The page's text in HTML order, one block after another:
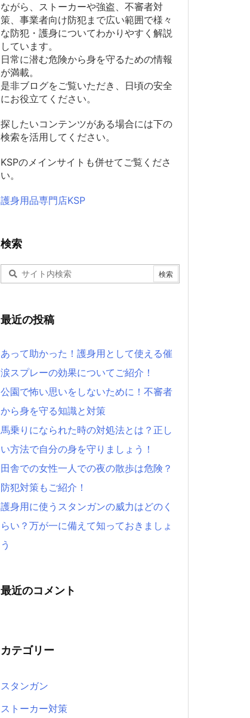
ながら、ストーカーや強盗、不審者対
策、事業者向け防犯まで広い範囲で様々
な防犯・護身についてわかりやすく解説
しています。
日常に潜む危険から身を守るための情報
が満載。
是非ブログをご覧いただき、日頃の安全
にお役立てください。
探したいコンテンツがある場合には下の
検索を活用してください。
KSPのメインサイトも併せてご覧くださ
い。
護身用品専門店KSP
検索
最近の投稿
あって助かった！護身用として使える催
涙スプレーの効果についてご紹介！
公園で怖い思いをしないために！不審者
から身を守る知識と対策
馬乗りになられた時の対処法とは？正し
い方法で自分の身を守りましょう！
田舎での女性一人での夜の散歩は危険？
防犯対策もご紹介！
護身用に使うスタンガンの威力はどのく
らい？万が一に備えて知っておきましょ
う
最近のコメント
カテゴリー
スタンガン
ストーカー対策